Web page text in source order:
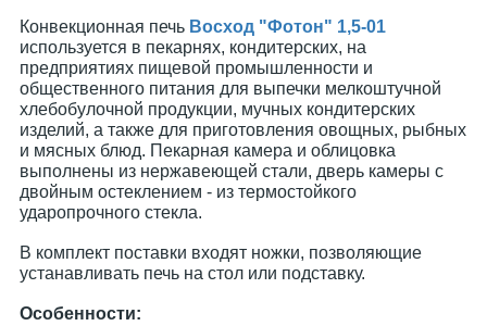
Конвекционная печь Восход "Фотон" 1,5-01
используется в пекарнях, кондитерских, на
предприятиях пищевой промышленности и
общественного питания для выпечки мелкоштучной
хлебобулочной продукции, мучных кондитерских
изделий, а также для приготовления овощных, рыбных
и мясных блюд. Пекарная камера и облицовка
выполнены из нержавеющей стали, дверь камеры с
двойным остеклением - из термостойкого
ударопрочного стекла.
В комплект поставки входят ножки, позволяющие
устанавливать печь на стол или подставку.
Особенности: